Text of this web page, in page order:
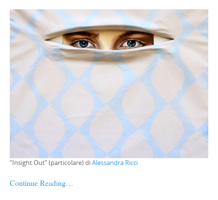
“Insight Out” (particolare) diAlessandra Ricci
Continue Reading…